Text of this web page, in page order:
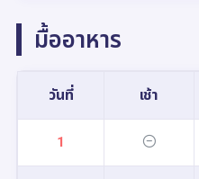
มื้ออาหาร
วันที่ เช้า
1